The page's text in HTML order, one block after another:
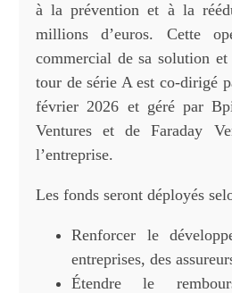
à la prévention et à la
millions d’euros. Cette
commercial de sa solution et
tour de série A est co-dirigé
février 2026 et géré par
Ventures et de Faraday
l’entreprise.
Les fonds seront déployés
Renforcer le
entreprises, des
Étendre le